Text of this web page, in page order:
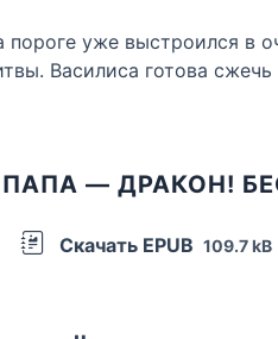
уже выстроился в
Василиса готова
— ДРАКОН!
Скачать EPUB 109.7 kB